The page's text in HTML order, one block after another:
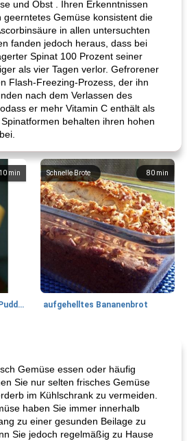
und Obst . Ihren Erkenntnissen
geerntetes Gemüse konsistent die
in allen untersuchten
fanden jedoch heraus, dass bei
Spinat 100 Prozent seiner
als vier Tagen verlor. Gefrorener
Flash-Freezing-Prozess, der ihn
nach dem Verlassen des
er mehr Vitamin C enthält als
behalten ihren hohen
min
"King of Rock" gefrorene Pudding Pops
80 min
Schnelle Brote
aufgehelltes Bananenbrot
Gemüse essen oder häufig
Sie nur selten frisches Gemüse
im Kühlschrank zu vermeiden.
haben Sie immer innerhalb
zu einer gesunden Beilage zu
Sie jedoch regelmäßig zu Hause